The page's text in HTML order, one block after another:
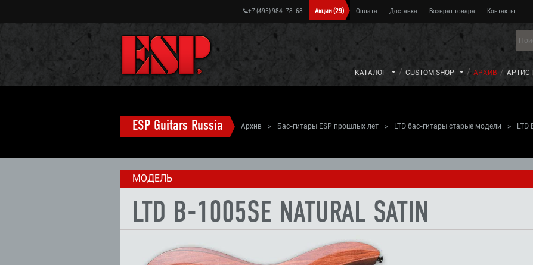
КАТАЛОГ CUSTOM SHOP АРХИВ
+7 (495) 984-78-68 Акции(29) Оплата Доставка Возврат товара Контакты
ESP Guitars Russia Архив > Бас-гитары ESP прошлых лет > LTD бас-гитары старые модели > LTD
МОДЕЛЬ
LTD B-1005SE NATURAL SATIN